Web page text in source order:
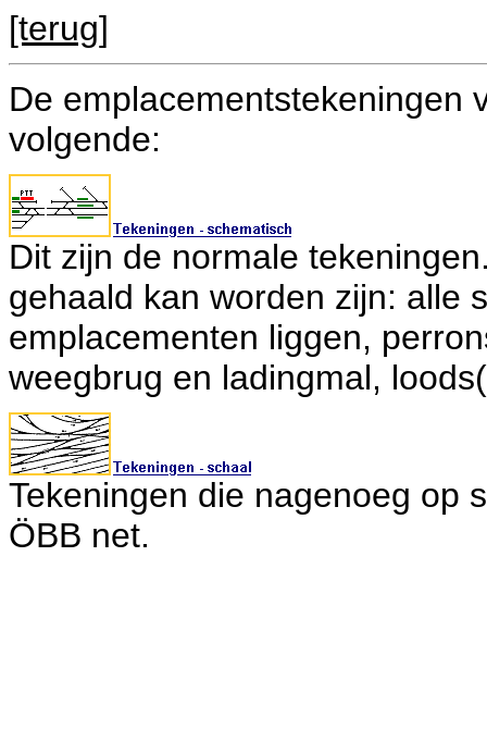
[terug]
De emplacementstekeningen
volgende:
Dit zijn de normale
gehaald kan worden zijn: alle
emplacementen liggen,
weegbrug en ladingmal,
Tekeningen die nagenoeg op
ÖBB net.